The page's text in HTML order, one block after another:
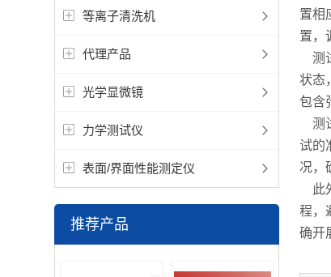
等离子清洗机
代理产品
光学显微镜
力学测试仪
表面/界面性能测定仪
推荐产品
置相
置，
测
状态
包含
测
试的
况，
此
程，
确开